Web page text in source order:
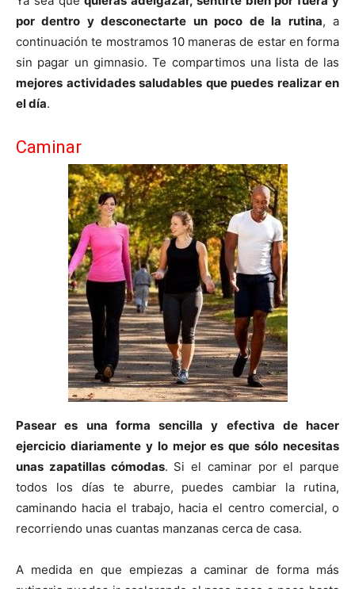
por dentro y desconectarte un poco de la rutina, a
continuación te mostramos 10 maneras de estar en forma
sin pagar un gimnasio. Te compartimos una lista de las
mejores actividades saludables que puedes realizar en
el día.
Caminar
Pasear es una forma sencilla y efectiva de hacer
ejercicio diariamente y lo mejor es que sólo necesitas
unas zapatillas cómodas. Si el caminar por el parque
todos los días te aburre, puedes cambiar la rutina,
caminando hacia el trabajo, hacia el centro comercial, o
recorriendo unas cuantas manzanas cerca de casa.
A medida en que empiezas a caminar de forma más